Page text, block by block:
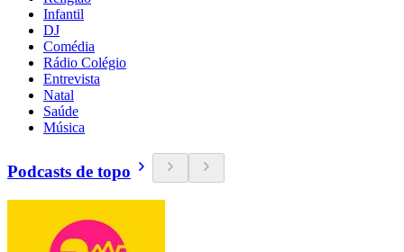
Infantil
DJ
Comédia
Rádio Colégio
Entrevista
Natal
Saúde
Música
Podcasts de topo